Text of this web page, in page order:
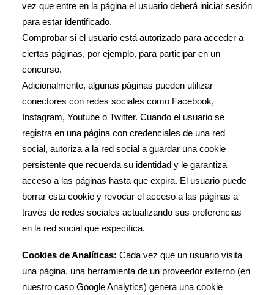
vez que entre en la página el usuario deberá iniciar sesión
para estar identificado.
Comprobar si el usuario está autorizado para acceder a
ciertas páginas, por ejemplo, para participar en un
concurso.
Adicionalmente, algunas páginas pueden utilizar
conectores con redes sociales como Facebook,
Instagram, Youtube o Twitter. Cuando el usuario se
registra en una página con credenciales de una red
social, autoriza a la red social a guardar una cookie
persistente que recuerda su identidad y le garantiza
acceso a las páginas hasta que expira. El usuario puede
borrar esta cookie y revocar el acceso a las páginas a
través de redes sociales actualizando sus preferencias
en la red social que específica.
Cookies de Analíticas: Cada vez que un usuario visita
una página, una herramienta de un proveedor externo (en
nuestro caso Google Analytics) genera una cookie